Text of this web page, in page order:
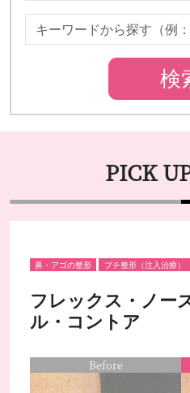
PICK
鼻・アゴの整形 プチ整形（注入治療）
フレックス・ノー
ル・コントア
Before